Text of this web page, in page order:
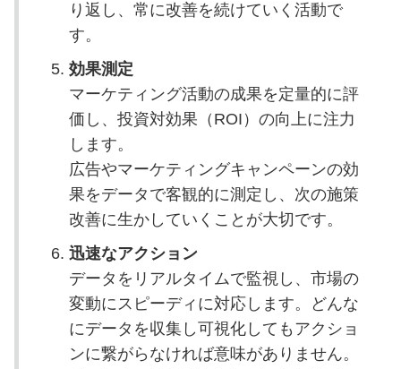
り返し、常に改善を続けていく活動で
す。
効果測定
マーケティング活動の成果を定量的に評
価し、投資対効果（ROI）の向上に注力
します。
広告やマーケティングキャンペーンの効
果をデータで客観的に測定し、次の施策
改善に生かしていくことが大切です。
迅速なアクション
データをリアルタイムで監視し、市場の
変動にスピーディに対応します。どんな
にデータを収集し可視化してもアクショ
ンに繋がらなければ意味がありません。